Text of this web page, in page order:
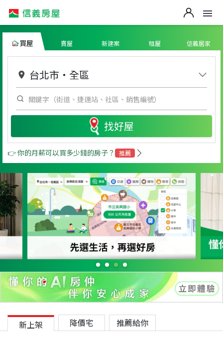
買屋 賣屋 新建案 租屋 信義居家
台北市 ・ 全區
找好屋
👉 你的月薪可以買多少錢的房子？ 推薦
新上架 降價宅 推薦給你